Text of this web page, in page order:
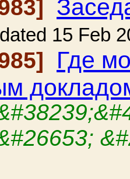
dated 15 Feb
Где